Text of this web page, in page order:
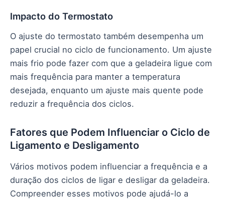
Impacto do Termostato
O ajuste do termostato também desempenha um
papel crucial no ciclo de funcionamento. Um ajuste
mais frio pode fazer com que a geladeira ligue com
mais frequência para manter a temperatura
desejada, enquanto um ajuste mais quente pode
reduzir a frequência dos ciclos.
Fatores que Podem Influenciar o Ciclo de
Ligamento e Desligamento
Vários motivos podem influenciar a frequência e a
duração dos ciclos de ligar e desligar da geladeira.
Compreender esses motivos pode ajudá-lo a